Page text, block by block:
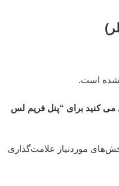
است.
می کنید برای “پنل فریم لس
موردنیاز علامت‌گذاری